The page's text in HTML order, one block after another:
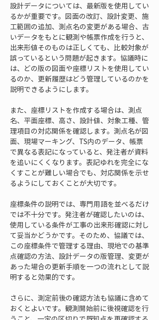
設計データについては、最新版を使用してい
るかが重要です。図面の改訂、設計変更、施
工範囲の追加、測点名の変更がある場合、古
いデータをもとに観測や帳票作成を行うと、
出来形値そのものは正しくても、比較対象が
誤っているという問題が起きます。協議時に
は、どの版の図面や座標リストを使用してい
るのか、更新履歴はどう管理しているのかを
説明できるようにします。
また、座標リストを作成する場合は、測点
名、平面座標、高さ、設計値、対象工種、管
理項目の対応関係を確認します。測点名が図
面、現場マーキング、TS内のデータ、帳票
で異なる表記になっていると、発注者が資料
を追いにくくなります。表記ゆれを完全にな
くすことが難しい場合でも、対応関係を示せ
るようにしておくことが大切です。
座標条件の説明では、専門用語を並べるだけ
では不十分です。発注者が確認したいのは、
使用している条件が工事の出来形確認に対し
て妥当かどうかです。そのため、協議では、
この座標条件で管理する理由、現地での基準
点確認の方法、設計データの版管理、変更が
あった場合の更新手順を一つの流れとして説
明すると効果的です。
さらに、測定前後の確認方法も協議に含めて
おくとよいです。観測開始前に後視確認を行